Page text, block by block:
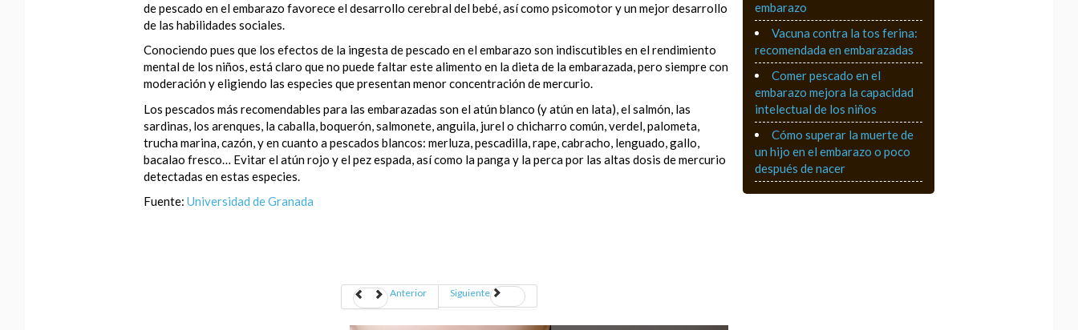
de pescado en el embarazo favorece el desarrollo cerebral del bebé, así como psicomotor y un mejor desarrollo
de las habilidades sociales.
Conociendo pues que los efectos de la ingesta de pescado en el embarazo son indiscutibles en el rendimiento
mental de los niños, está claro que no puede faltar este alimento en la dieta de la embarazada, pero siempre con
moderación y eligiendo las especies que presentan menor concentración de mercurio.
Los pescados más recomendables para las embarazadas son el atún blanco (y atún en lata), el salmón, las
sardinas, los arenques, la caballa, boquerón, salmonete, anguila, jurel o chicharro común, verdel, palometa,
trucha marina, cazón, y en cuanto a pescados blancos: merluza, pescadilla, rape, cabracho, lenguado, gallo,
bacalao fresco… Evitar el atún rojo y el pez espada, así como la panga y la perca por las altas dosis de mercurio
detectadas en estas especies.
Fuente: Universidad de Granada
Anterior Siguiente
embarazo
Vacuna contra la tos ferina:
recomendada en embarazadas
Comer pescado en el
embarazo mejora la capacidad
intelectual de los niños
Cómo superar la muerte de
un hijo en el embarazo o poco
después de nacer